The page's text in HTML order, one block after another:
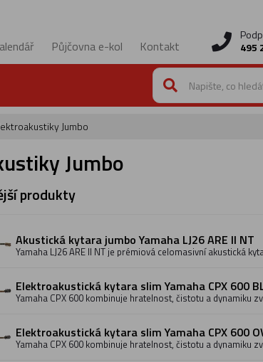
Půjčovna e-kol Kontakt
495
Jumbo
Jumbo
produkty
Akustická kytara jumbo Yamaha LJ26 ARE II NT
Yamaha LJ26 ARE II NT je prémiová celomasivní akustická
Semi-Jumbo, masivní smrkovou deskou Engelmann s
palisandru. Nabízí vyvážený, bohatý zvuk s výraznými basy,
pohodlností při hraní. Dodávána včetně pevného pouzdra.
Elektroakustická kytara slim Yamaha CPX 600
Yamaha CPX 600 kombinuje hratelnost, čistotu a dynamiku
velkým tělem pro silnější, hlasitější akustický zvuk a
strun nabízejí pohodlnější hraní. Nový tvar žebrování zajistí
nástroje. Možnost jemnější úpravy zvuku pro elektrifikované
Elektroakustická kytara slim Yamaha CPX 600
Yamaha CPX 600 kombinuje hratelnost, čistotu a dynamiku
velkým tělem pro silnější, hlasitější akustický zvuk a